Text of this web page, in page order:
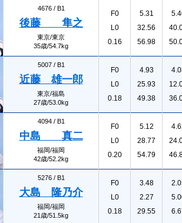
4676 / B1
後藤 隼之
東京/東京
35歳/54.7kg
F0
L0
0.16
5.31
32.56
56.98
5007 / B1
近藤 雄一郎
東京/福島
27歳/53.0kg
F0
L0
0.18
4.93
25.93
49.38
4094 / B1
中島 真二
福岡/福岡
42歳/52.2kg
F0
L0
0.20
5.12
28.77
54.79
5276 / B1
大島 隆乃介
福岡/福岡
21歳/51.5kg
F0
L0
0.18
3.48
2.27
29.55